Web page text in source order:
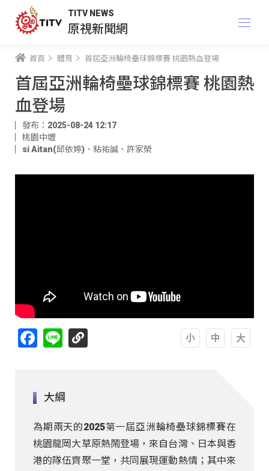
TITV NEWS
原視新聞網
首頁 體育 首屆亞洲輪椅壘球錦標賽 桃園熱血登場
首屆亞洲輪椅壘球錦標賽 桃園熱
血登場
發布：2025-08-24 12:17
桃園中壢
si Aitan(邱依婷) 、 粘祐誠 、 許家榮
Facebook
Line
大綱
為期兩天的2025第一屆亞洲輪椅壘球錦標賽在
桃園龍岡大草原熱鬧登場，來自台灣、日本與香
港的隊伍齊聚一堂，共同展現運動熱情；其中來